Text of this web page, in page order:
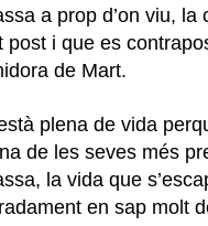
a prop d’on viu,
post i que es
de Mart.
està plena de vida
de les seves més
la vida que
en sap molt